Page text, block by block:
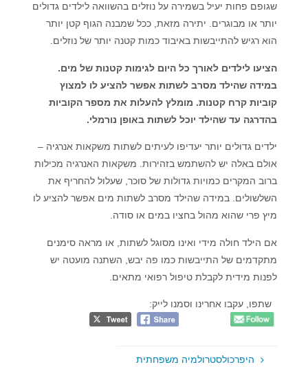
שגופם פחות יעיל בשמירה על נוזלים בהשוואה לילדים גדולים
יותר או מבוגרים. יתירה מזאת, ככל שמבנה הגוף קטן יותר
הוא רגיש להתייבשות באיבוד כמות קטנה יותר של נוזלים.
הציעו לילדים לאורך כל היום לגימות קטנות של מים.
במידה שהילד מסרב לשתות אפשר להציע לו למצוץ
קוביות קרח קטנות. מומלץ להעלות את מספר הקוביות
בהדרגה עד שהילד יוכל לשתות באופן נורמלי.
ילדים גדולים יותר יעדיפו לעיתים לשתות משקאות אנרגיה –
אולם באלה יש להשתמש בזהירות. משקאות האנרגיה מכילות
ברוב המקרים כמויות גדולות של סוכר, שעלול להחריף את
השלשולים. במידה שהילד מסרב לשתות מים אפשר להציע לו
מיץ פרי שהוא מהול בחציו במים או סודה.
אם הילד חולה מידי ואינו מסוגל לשתות, או מראה סימנים
מתקדמים של התייבשות כמו פה יבש, השתנה מועטה יש
לפנות מידית לקבלת טיפול רפואי מתאים.
שתפו, עקבו אחרינו וסמנו לייק:
היפרכולסטרולמיה משפחתית